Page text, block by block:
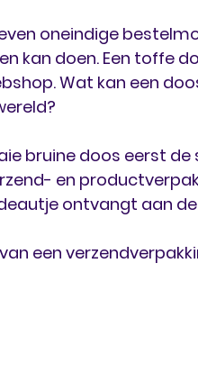
oneindige
kan doen. Een toffe
Wat kan een
bruine doos eerst
en
ontvangt aan
een